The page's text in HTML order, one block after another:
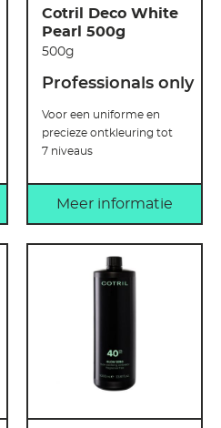
Cotril Deco White
Pearl 500g
500g
Professionals only
Voor een uniforme en
precieze ontkleuring tot
7 niveaus
Meer informatie